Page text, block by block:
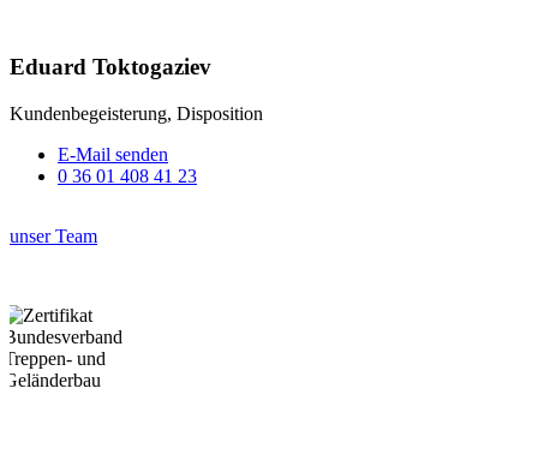
Eduard Toktogaziev
Kundenbegeisterung, Disposition
E-Mail senden
0 36 01 408 41 23
unser Team